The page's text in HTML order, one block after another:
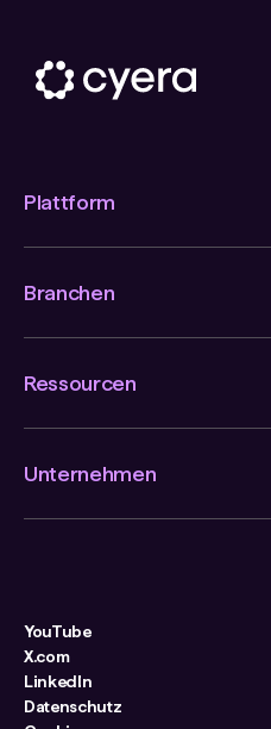
Plattform
Branchen
Ressourcen
Unternehmen
YouTube
X.com
LinkedIn
Datenschutz